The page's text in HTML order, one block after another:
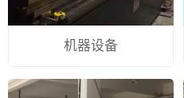
机器设备